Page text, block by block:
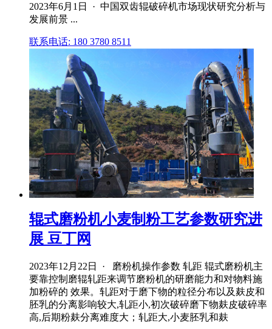
2023年6月1日 · 中国双齿辊破碎机市场现状研究分析与
发展前景 ...
联系电话: 180 3780 8511
辊式磨粉机小麦制粉工艺参数研究进
展 豆丁网
2023年12月22日 · 磨粉机操作参数 轧距 辊式磨粉机主
要靠控制磨辊轧距来调节磨粉机的研磨能力和对物料施
加粉碎的 效果。轧距对于磨下物的粒径分布以及麸皮和
胚乳的分离影响较大,轧距小,初次破碎磨下物麸皮破碎率
高,后期粉麸分离难度大；轧距大,小麦胚乳和麸